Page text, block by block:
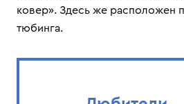
ковер». Здесь же расположен
тюбинга.